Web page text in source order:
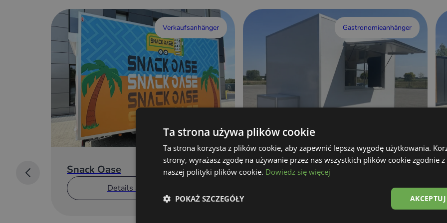
Verkaufsanhänger
Snack Oase
Details anzeigen
Gastronomieanhänger
Imbisswagen
Ta strona używa plików cookie
Ta strona korzysta z plików cookie, aby zapewnić lepszą wygodę użytkowania.
strony, wyrażasz zgodę na używanie przez nas wszystkich plików cookie zgodnie
naszej polityki plików cookie. Dowiedz się więcej
POKAŻ SZCZEGÓŁY